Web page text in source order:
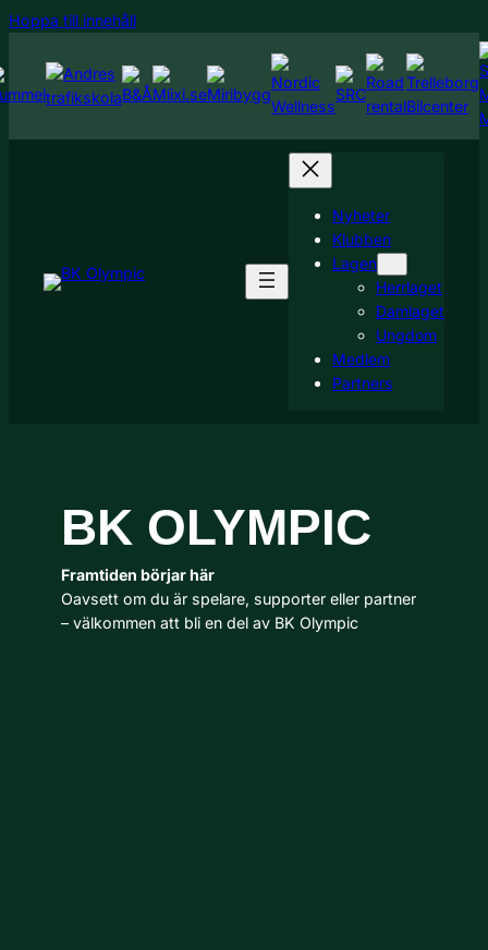
Hoppa till innehållHoppa
innehåll
Nyheter
Klubben
Lagen
Herrlaget
Damlaget
Ungdom
Medlem
Partners
BK OLYMPIC
Framtiden börjar här
Oavsett om du är spelare, supporter eller partner
– välkommen att bli en del av BK Olympic